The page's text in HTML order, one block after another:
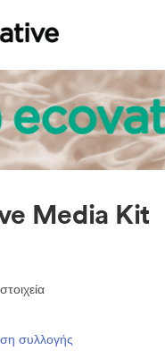
Media Kit
συλλογής